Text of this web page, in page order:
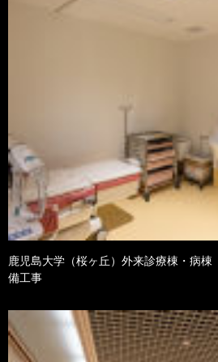
鹿児島大学（桜ヶ丘）外来診療棟・病棟
備工事